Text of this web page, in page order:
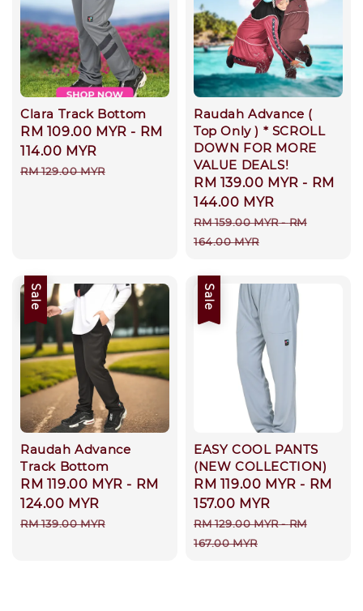
Clara Track Bottom
Sale
price
RM 109.00 MYR - RM
114.00 MYR
Regular
RM 129.00 MYR
Raudah Advance (
Top Only ) * SCROLL
DOWN FOR MORE
VALUE DEALS!
Sale
price
RM 139.00 MYR - RM
144.00 MYR
Regular
price
RM 159.00 MYR-RM
164.00 MYR
Sale
Raudah Advance
Track Bottom
Sale
price
RM 119.00 MYR - RM
124.00 MYR
Regular
RM 139.00 MYR
Sale
EASY COOL PANTS
(NEW COLLECTION)
Sale
price
RM 119.00 MYR - RM
157.00 MYR
Regular
price
RM 129.00 MYR-RM
167.00 MYR